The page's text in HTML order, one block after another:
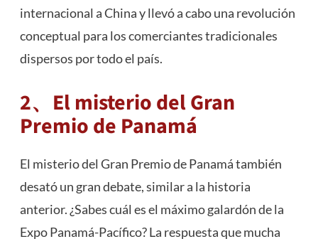
internacional a China y llevó a cabo una revolución
conceptual para los comerciantes tradicionales
dispersos por todo el país.
2、El misterio del Gran
Premio de Panamá
El misterio del Gran Premio de Panamá también
desató un gran debate, similar a la historia
anterior. ¿Sabes cuál es el máximo galardón de la
Expo Panamá-Pacífico? La respuesta que mucha